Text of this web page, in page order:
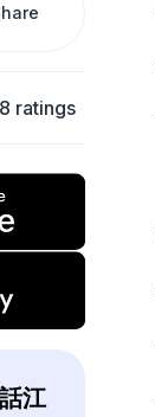
ratings
江